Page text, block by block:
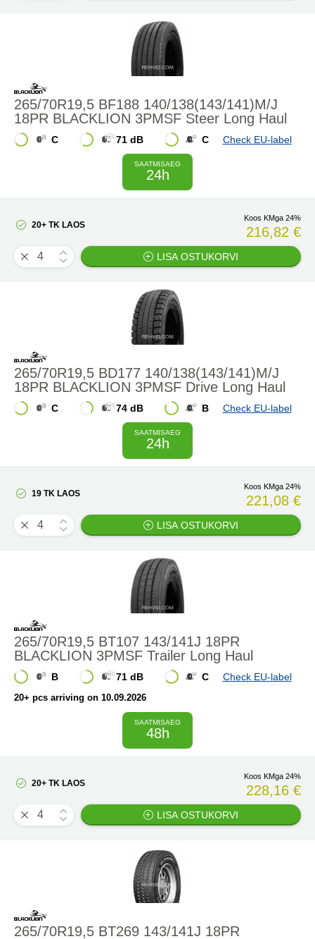
265/70R19,5 BF188 140/138(143/141)M/J
18PR BLACKLION 3PMSF Steer Long Haul
C 71 dB C Check EU-label
SAATMISAEG
24h
20+ TK LAOS
Koos KMga 24%
216,82 €
LISA OSTUKORVI
265/70R19,5 BD177 140/138(143/141)M/J
18PR BLACKLION 3PMSF Drive Long Haul
C 74 dB B Check EU-label
SAATMISAEG
24h
19 TK LAOS
Koos KMga 24%
221,08 €
LISA OSTUKORVI
265/70R19,5 BT107 143/141J 18PR
BLACKLION 3PMSF Trailer Long Haul
B 71 dB C Check EU-label
20+ pcs arriving on 10.09.2026
SAATMISAEG
48h
20+ TK LAOS
Koos KMga 24%
228,16 €
LISA OSTUKORVI
265/70R19,5 BT269 143/141J 18PR